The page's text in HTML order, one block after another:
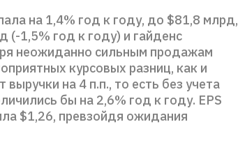
на 1,4% год к году, до $81,8 млрд,
(-1,5% год к году) и гайденс
неожиданно сильным продажам
курсовых разниц, как и
на 4 п.п., то есть без учета
бы на 2,6% год к году. EPS
$1,26, превзойдя ожидания